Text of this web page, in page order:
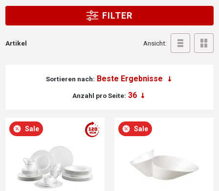
FILTER
Artikel Ansicht:
Sortieren nach:
Anzahl pro Seite:
Sale Sale